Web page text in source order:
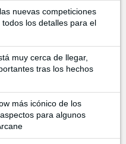
nuevas competiciones
los detalles para el
muy cerca de llegar,
tras los hechos
más icónico de los
para algunos